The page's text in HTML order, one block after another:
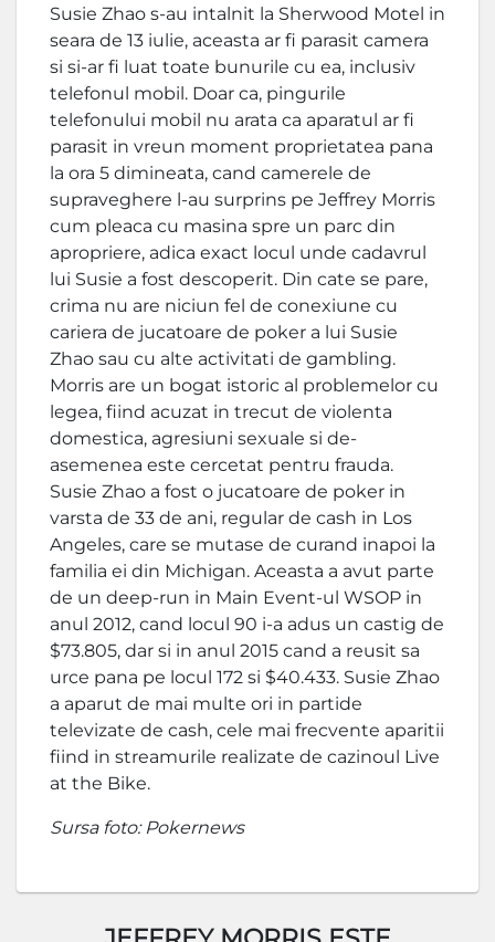
Susie Zhao s-au intalnit la Sherwood Motel in
seara de 13 iulie, aceasta ar fi parasit camera
si si-ar fi luat toate bunurile cu ea, inclusiv
telefonul mobil. Doar ca, pingurile
telefonului mobil nu arata ca aparatul ar fi
parasit in vreun moment proprietatea pana
la ora 5 dimineata, cand camerele de
supraveghere l-au surprins pe Jeffrey Morris
cum pleaca cu masina spre un parc din
apropriere, adica exact locul unde cadavrul
lui Susie a fost descoperit. Din cate se pare,
crima nu are niciun fel de conexiune cu
cariera de jucatoare de poker a lui Susie
Zhao sau cu alte activitati de gambling.
Morris are un bogat istoric al problemelor cu
legea, fiind acuzat in trecut de violenta
domestica, agresiuni sexuale si de-
asemenea este cercetat pentru frauda.
Susie Zhao a fost o jucatoare de poker in
varsta de 33 de ani, regular de cash in Los
Angeles, care se mutase de curand inapoi la
familia ei din Michigan. Aceasta a avut parte
de un deep-run in Main Event-ul WSOP in
anul 2012, cand locul 90 i-a adus un castig de
$73.805, dar si in anul 2015 cand a reusit sa
urce pana pe locul 172 si $40.433. Susie Zhao
a aparut de mai multe ori in partide
televizate de cash, cele mai frecvente aparitii
fiind in streamurile realizate de cazinoul Live
at the Bike.
Sursa foto: Pokernews